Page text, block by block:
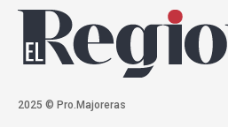
2025 © Pro.Majoreras